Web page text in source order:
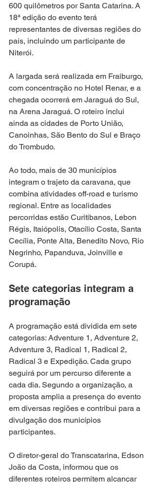
600 quilômetros por Santa Catarina. A
18ª edição do evento terá
representantes de diversas regiões do
país, incluindo um participante de
Niterói.
A largada será realizada em Fraiburgo,
com concentração no Hotel Renar, e a
chegada ocorrerá em Jaraguá do Sul,
na Arena Jaraguá. O roteiro inclui
ainda as cidades de Porto União,
Canoinhas, São Bento do Sul e Braço
do Trombudo.
Ao todo, mais de 30 municípios
integram o trajeto da caravana, que
combina atividades off-road e turismo
regional. Entre as localidades
percorridas estão Curitibanos, Lebon
Régis, Itaiópolis, Otacílio Costa, Santa
Cecília, Ponte Alta, Benedito Novo, Rio
Negrinho, Papanduva, Joinville e
Corupá.
Sete categorias integram a
programação
A programação está dividida em sete
categorias: Adventure 1, Adventure 2,
Adventure 3, Radical 1, Radical 2,
Radical 3 e Expedição. Cada grupo
seguirá por um percurso diferente a
cada dia. Segundo a organização, a
proposta amplia a presença do evento
em diversas regiões e contribui para a
divulgação dos municípios
participantes.
O diretor-geral do Transcatarina, Edson
João da Costa, informou que os
diferentes roteiros permitem alcançar